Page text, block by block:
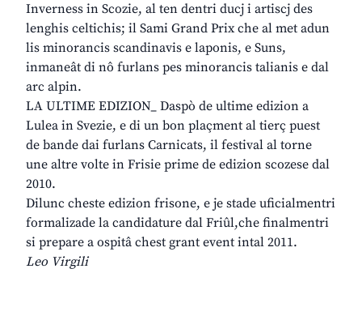
Inverness in Scozie, al ten dentri ducj i artiscj des
lenghis celtichis; il Sami Grand Prix che al met adun
lis minorancis scandinavis e laponis, e Suns,
inmaneât di nô furlans pes minorancis talianis e dal
arc alpin.
LA ULTIME EDIZION_ Daspò de ultime edizion a
Lulea in Svezie, e di un bon plaçment al tierç puest
de bande dai furlans Carnicats, il festival al torne
une altre volte in Frisie prime de edizion scozese dal
2010.
Dilunc cheste edizion frisone, e je stade uficialmentri
formalizade la candidature dal Friûl,che finalmentri
si prepare a ospitâ chest grant event intal 2011.
Leo Virgili